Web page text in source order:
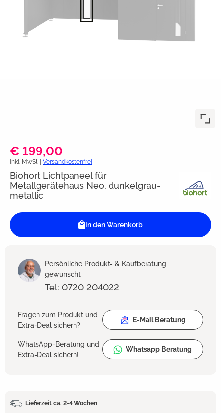
€ 199,00
inkl. MwSt. | Versandkostenfrei
Biohort Lichtpaneel für
Metallgerätehaus Neo, dunkelgrau-
metallic
In den Warenkorb
Persönliche Produkt- & Kaufberatung
gewünscht
Tel: 0720 204022
Fragen zum Produkt und
Extra-Deal sichern?
E-Mail Beratung
WhatsApp-Beratung und
Extra-Deal sichern!
Whatsapp Beratung
Lieferzeit ca. 2-4 Wochen